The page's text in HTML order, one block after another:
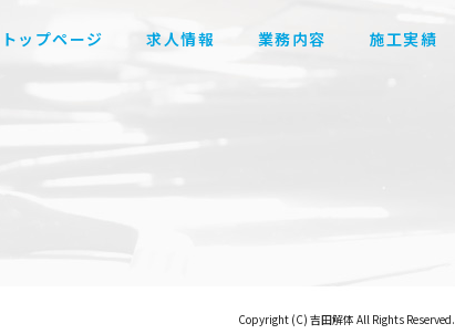
トップページ 求人情報 業務内容 施工実績
Copyright (C) 吉田解体 All Rights Reserved.